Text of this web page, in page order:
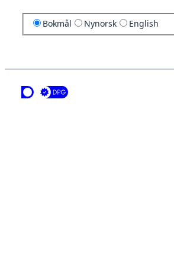
Bokmål Nynorsk English